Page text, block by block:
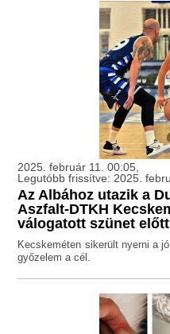
2025. február 11. 00:05,
Legutóbb frissítve: 2025.
Az Albához utazik a
Aszfalt-DTKH
válogatott szünet előtt
Kecskeméten sikerült nyerni a
győzelem a cél.